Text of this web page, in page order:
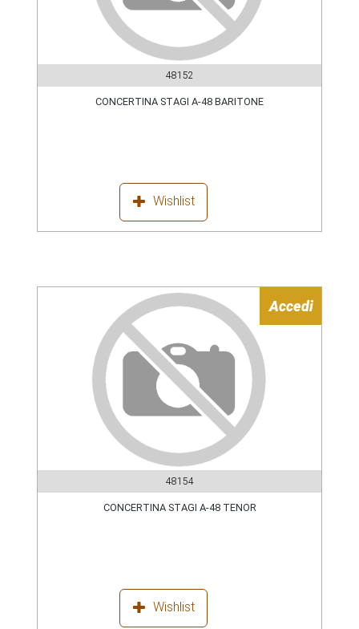
48152
CONCERTINA STAGI A-48 BARITONE
Wishlist
Accedi
48154
CONCERTINA STAGI A-48 TENOR
Wishlist